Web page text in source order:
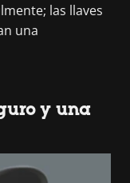
las llaves
una
y una